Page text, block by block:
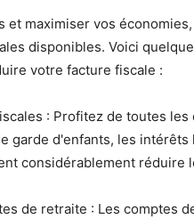
et maximiser vos
disponibles. Voici
votre facture fiscale :
: Profitez de toutes
garde d'enfants, les
considérablement réduire
de retraite : Les comptes